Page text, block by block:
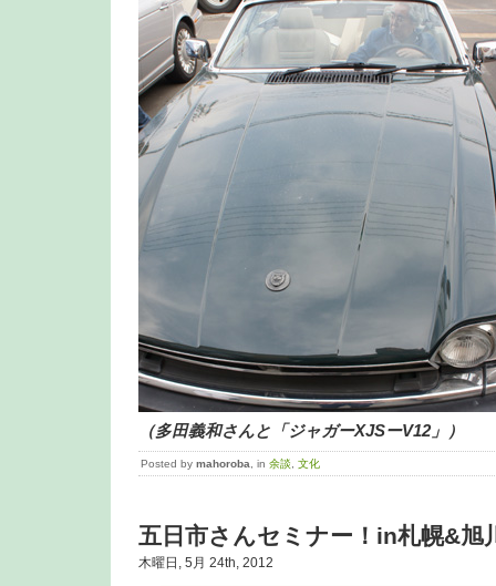
（多田義和さんと「ジャガーXJSーV12」）
Posted by mahoroba , in 余談 文化
五日市さんセミナー！in札幌&旭
木曜日, 5月 24th, 2012